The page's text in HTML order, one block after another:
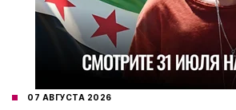
07 АВГУСТА 2026